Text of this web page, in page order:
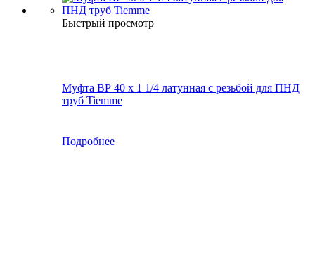
Быстрый просмотр
Муфта ВР 40 х 1 1/4 латунная с резьбой для ПНД
труб Tiemme
Подробнее